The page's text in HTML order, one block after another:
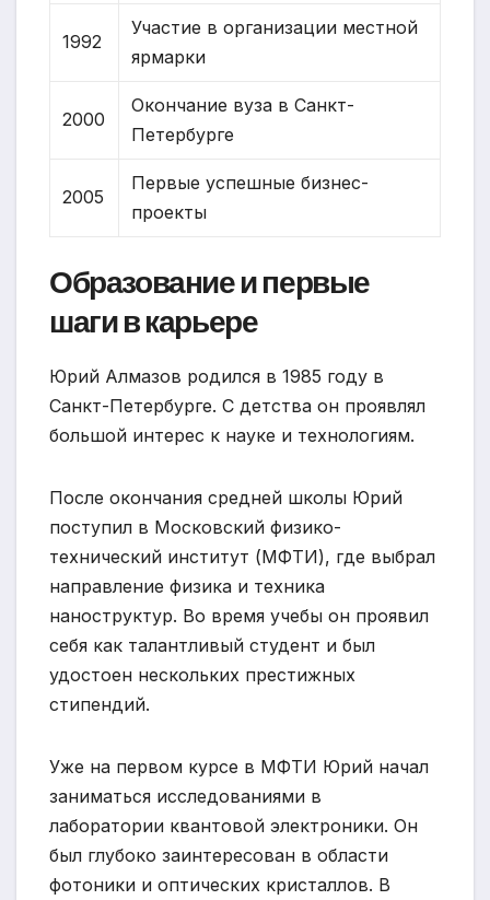
1992
Участие в организации местной
ярмарки
2000
Окончание вуза в Санкт-
Петербурге
2005
Первые успешные бизнес-
проекты
Образование и первые
шаги в карьере
Юрий Алмазов родился в 1985 году в
Санкт-Петербурге. С детства он проявлял
большой интерес к науке и технологиям.
После окончания средней школы Юрий
поступил в Московский физико-
технический институт (МФТИ), где выбрал
направление физика и техника
наноструктур. Во время учебы он проявил
себя как талантливый студент и был
удостоен нескольких престижных
стипендий.
Уже на первом курсе в МФТИ Юрий начал
заниматься исследованиями в
лаборатории квантовой электроники. Он
был глубоко заинтересован в области
фотоники и оптических кристаллов. В